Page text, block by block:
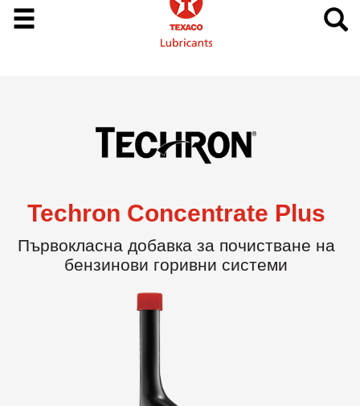
Techron Concentrate Plus
Първокласна добавка за почистване на
бензинови горивни системи